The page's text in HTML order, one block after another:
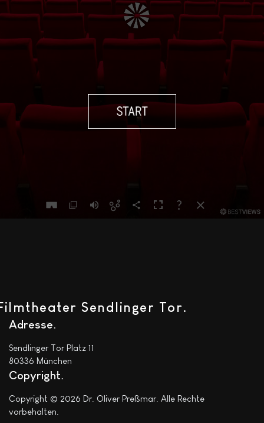
Sendlinger Tor.
Adresse
Sendlinger Tor Platz 11
80336 München
Copyright
Copyright © 2026 Dr. Oliver Preßmar. Alle Rechte
vorbehalten.